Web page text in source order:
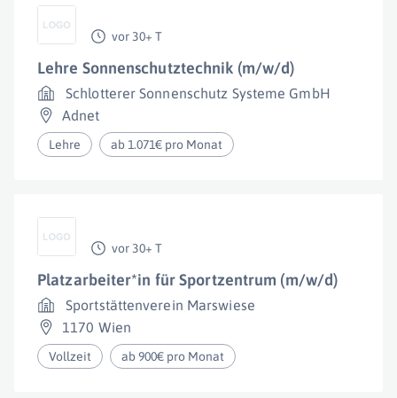
vor 30+ T
Lehre Sonnenschutztechnik (m/w/d)
Schlotterer Sonnenschutz Systeme GmbH
Adnet
Lehre ab 1.071€ pro Monat
vor 30+ T
Platzarbeiter*in für Sportzentrum (m/w/d)
Sportstättenverein Marswiese
1170 Wien
Vollzeit ab 900€ pro Monat